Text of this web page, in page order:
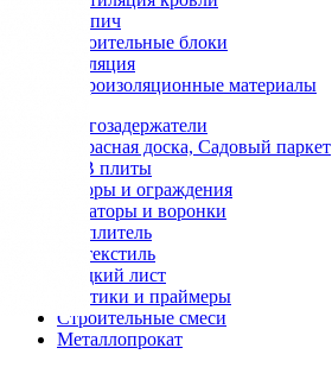
Кирпич
Строительные блоки
Изоляция
Гидроизоляционные материалы
Снегозадержатели
Террасная доска, Садовый паркет
OSB плиты
Заборы и ограждения
Аэраторы и воронки
Утеплитель
Геотекстиль
Гладкий лист
Мастики и праймеры
Строительные смеси
Металлопрокат